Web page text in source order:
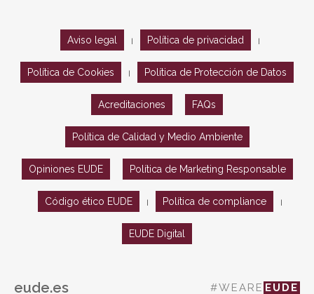
Aviso legal Política de privacidad
Política de Cookies Política de Protección de Datos
Acreditaciones FAQs
Política de Calidad y Medio Ambiente
Opiniones EUDE Política de Marketing Responsable
Código ético EUDE Política de compliance
EUDE Digital
eude.es #WEARE EUDE